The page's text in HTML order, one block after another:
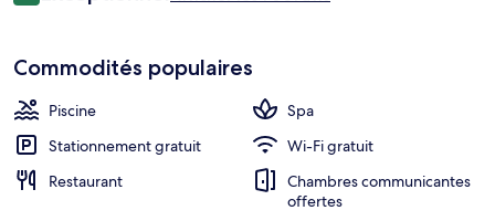
Commodités populaires
Piscine
Spa
Stationnement gratuit
Wi-Fi gratuit
Restaurant
Chambres communicantes
offertes